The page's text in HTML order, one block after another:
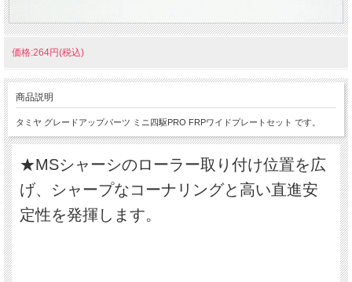
価格:264円(税込)
商品説明
タミヤ グレードアップパーツ ミニ四駆PRO FRPワイドプレートセット です。
★MSシャーシのローラー取り付け位置を広
げ、シャープなコーナリングと高い直進安
定性を発揮します。